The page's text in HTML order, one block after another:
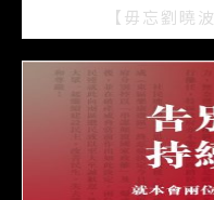
【毋忘劉曉